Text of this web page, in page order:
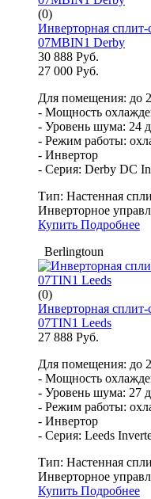
(0)
Инверторная
07MBIN1 Derby
30 888 Руб.
27 000 Руб.
Для помещения: до
- Мощность
- Уровень шума: 24
- Режим работы:
- Инвертор
- Серия: Derby DC
Тип: Настенная
Инверторное
Купить Подробнее
Berlingtoun
(0)
Инверторная
07TIN1 Leeds
27 888 Руб.
Для помещения: до
- Мощность
- Уровень шума: 27
- Режим работы:
- Инвертор
- Серия: Leeds
Тип: Настенная
Инверторное
Купить Подробнее